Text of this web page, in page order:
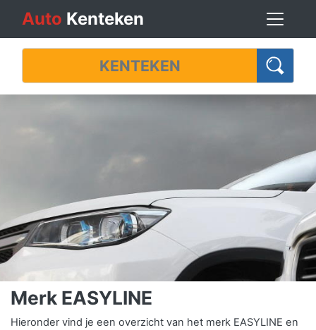
Auto Kenteken
Merk EASYLINE
Hieronder vind je een overzicht van het merk EASYLINE en